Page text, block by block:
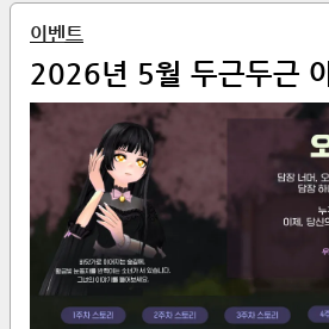
이벤트
2026년 5월 두근두근